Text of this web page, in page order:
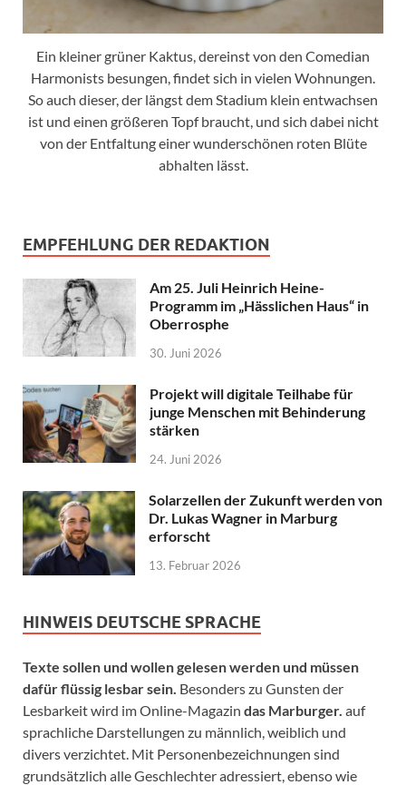
Ein kleiner grüner Kaktus, dereinst von den Comedian
Harmonists besungen, findet sich in vielen Wohnungen.
So auch dieser, der längst dem Stadium klein entwachsen
ist und einen größeren Topf braucht, und sich dabei nicht
von der Entfaltung einer wunderschönen roten Blüte
abhalten lässt.
EMPFEHLUNG DER REDAKTION
Am 25. Juli Heinrich Heine-
Programm im „Hässlichen Haus“ in
Oberrosphe
30. Juni 2026
Projekt will digitale Teilhabe für
junge Menschen mit Behinderung
stärken
24. Juni 2026
Solarzellen der Zukunft werden von
Dr. Lukas Wagner in Marburg
erforscht
13. Februar 2026
HINWEIS DEUTSCHE SPRACHE
Texte sollen und wollen gelesen werden und müssen
dafür flüssig lesbar sein. Besonders zu Gunsten der
Lesbarkeit wird im Online-Magazin das Marburger. auf
sprachliche Darstellungen zu männlich, weiblich und
divers verzichtet. Mit Personenbezeichnungen sind
grundsätzlich alle Geschlechter adressiert, ebenso wie